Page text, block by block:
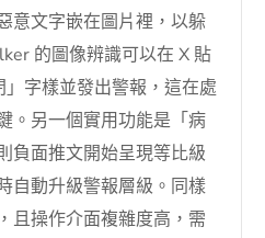
意文字嵌在圖片裡，以躲
的圖像辨識可以在 X 貼
字樣並發出警報，這在處
。另一個實用功能是「病
負面推文開始呈現等比級
自動升級警報層級。同樣
且操作介面複雜度高，需